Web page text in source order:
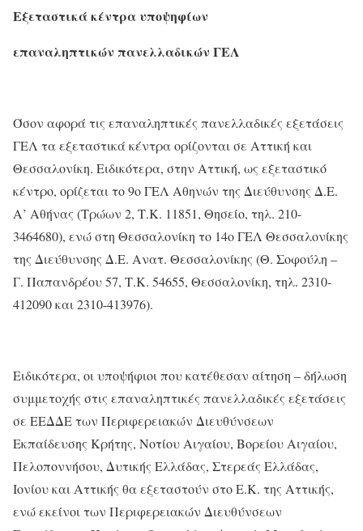
Εξεταστικά κέντρα υποψηφίων
επαναληπτικών πανελλαδικών ΓΕΛ
Όσον αφορά τις επαναληπτικές πανελλαδικές εξετάσεις
ΓΕΛ τα εξεταστικά κέντρα ορίζονται σε Αττική και
Θεσσαλονίκη. Ειδικότερα, στην Αττική, ως εξεταστικό
κέντρο, ορίζεται το 9ο ΓΕΛ Αθηνών της Διεύθυνσης Δ.Ε.
Α’ Αθήνας (Τρώων 2, Τ.Κ. 11851, Θησείο, τηλ. 210-
3464680), ενώ στη Θεσσαλονίκη το 14ο ΓΕΛ Θεσσαλονίκης
της Διεύθυνσης Δ.Ε. Ανατ. Θεσσαλονίκης (Θ. Σοφούλη –
Γ. Παπανδρέου 57, Τ.Κ. 54655, Θεσσαλονίκη, τηλ. 2310-
412090 και 2310-413976).
Ειδικότερα, οι υποψήφιοι που κατέθεσαν αίτηση – δήλωση
συμμετοχής στις επαναληπτικές πανελλαδικές εξετάσεις
σε ΕΕΔΔΕ των Περιφερειακών Διευθύνσεων
Εκπαίδευσης Κρήτης, Νοτίου Αιγαίου, Βορείου Αιγαίου,
Πελοποννήσου, Δυτικής Ελλάδας, Στερεάς Ελλάδας,
Ιονίου και Αττικής θα εξεταστούν στο Ε.Κ. της Αττικής,
ενώ εκείνοι των Περιφερειακών Διευθύνσεων